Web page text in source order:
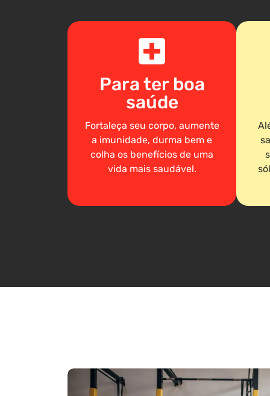
Para ter boa
saúde
Fortaleça seu corpo, aumente
a imunidade, durma bem e
colha os benefícios de uma
vida mais saudável.